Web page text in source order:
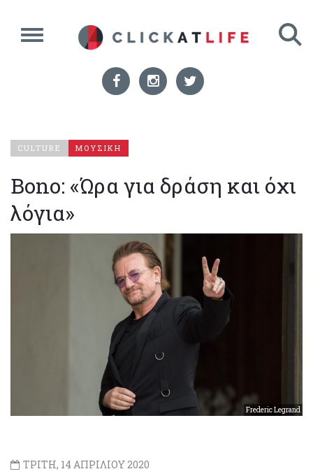
CULTURE ΜΟΥΣΙΚΗ
Bono: «Ώρα για δράση και όχι
λόγια»
Frederic Legrand
ΤΡΙΤΗ, 14 ΑΠΡΙΛΙΟΥ 2020